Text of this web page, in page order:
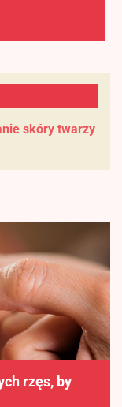
skóry twarzy
rzęs, by